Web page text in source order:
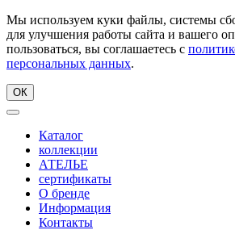
Мы используем куки файлы, системы
для улучшения работы сайта и вашего
пользоваться, вы соглашаетесь с
персональных данных.
ОК
Каталог
коллекции
АТЕЛЬЕ
сертификаты
О бренде
Информация
Контакты